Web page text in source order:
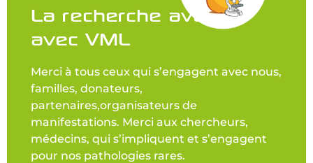
La recherche avance
avec VML
Merci à tous ceux qui s’engagent avec nous,
familles, donateurs,
partenaires,organisateurs de
manifestations. Merci aux chercheurs,
médecins, qui s’impliquent et s’engagent
pour nos pathologies rares.